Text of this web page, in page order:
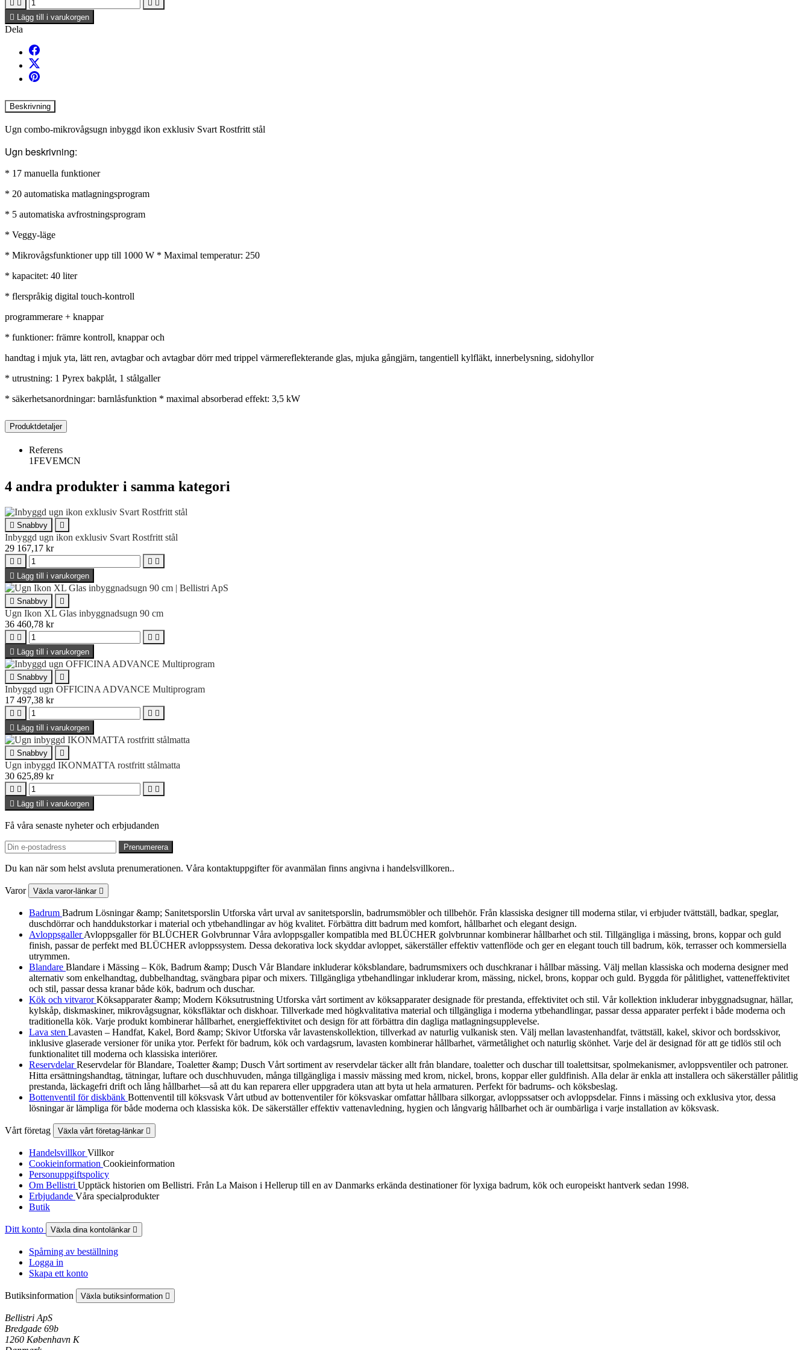
 Lägg till i varukorgen
Dela
Beskrivning
Ugn combo-mikrovågsugn inbyggd ikon exklusiv Svart Rostfritt stål
Ugn beskrivning:
* 17 manuella funktioner
* 20 automatiska matlagningsprogram
* 5 automatiska avfrostningsprogram
* Veggy-läge
* Mikrovågsfunktioner upp till 1000 W * Maximal temperatur: 250
* kapacitet: 40 liter
* flerspråkig digital touch-kontroll
programmerare + knappar
* funktioner: främre kontroll, knappar och
handtag i mjuk yta, lätt ren, avtagbar och avtagbar dörr med trippel värmereflekterande glas, mjuka gångjärn, tangentiell kylfläkt, innerbelysning, sidohyllor
* utrustning: 1 Pyrex bakplåt, 1 stålgaller
* säkerhetsanordningar: barnlåsfunktion * maximal absorberad effekt: 3,5 kW
Produktdetaljer
Referens
1FEVEMCN
4 andra produkter i samma kategori
 Snabbvy 
Inbyggd ugn ikon exklusiv Svart Rostfritt stål
29 167,17 kr
   
 Lägg till i varukorgen
 Snabbvy 
Ugn Ikon XL Glas inbyggnadsugn 90 cm
36 460,78 kr
   
 Lägg till i varukorgen
 Snabbvy 
Inbyggd ugn OFFICINA ADVANCE Multiprogram
17 497,38 kr
   
 Lägg till i varukorgen
 Snabbvy 
Ugn inbyggd IKONMATTA rostfritt stålmatta
30 625,89 kr
   
 Lägg till i varukorgen
Få våra senaste nyheter och erbjudanden
Du kan när som helst avsluta prenumerationen. Våra kontaktuppgifter för avanmälan finns angivna i handelsvillkoren..
Varor Växla varor-länkar 
Badrum Badrum Lösningar &amp; Sanitetsporslin Utforska vårt urval av sanitetsporslin, badrumsmöbler och tillbehör. Från klassiska designer till moderna stilar, vi erbjuder tvättställ, badkar, speglar,
duschdörrar och handdukstorkar i material och ytbehandlingar av hög kvalitet. Förbättra ditt badrum med komfort, hållbarhet och elegant design.
AvloppsgallerAvloppsgaller för BLÜCHER Golvbrunnar Våra avloppsgaller kompatibla med BLÜCHER golvbrunnar kombinerar hållbarhet och stil. Tillgängliga i mässing, brons, koppar och guld
finish, passar de perfekt med BLÜCHER avloppssystem. Dessa dekorativa lock skyddar avloppet, säkerställer effektiv vattenflöde och ger en elegant touch till badrum, kök, terrasser och kommersiella
utrymmen.
Blandare Blandare i Mässing – Kök, Badrum &amp; Dusch Vår Blandare inkluderar köksblandare, badrumsmixers och duschkranar i hållbar mässing. Välj mellan klassiska och moderna designer med
alternativ som enkelhandtag, dubbelhandtag, svängbara pipar och mixers. Tillgängliga ytbehandlingar inkluderar krom, mässing, nickel, brons, koppar och guld. Byggda för pålitlighet, vatteneffektivitet
och stil, passar dessa kranar både kök, badrum och duschar.
Kök och vitvarorKöksapparater &amp; Modern Köksutrustning Utforska vårt sortiment av köksapparater designade för prestanda, effektivitet och stil. Vår kollektion inkluderar inbyggnadsugnar, hällar,
kylskåp, diskmaskiner, mikrovågsugnar, köksfläktar och diskhoar. Tillverkade med högkvalitativa material och tillgängliga i moderna ytbehandlingar, passar dessa apparater perfekt i både moderna och
traditionella kök. Varje produkt kombinerar hållbarhet, energieffektivitet och design för att förbättra din dagliga matlagningsupplevelse.
Lava sten Lavasten – Handfat, Kakel, Bord &amp; Skivor Utforska vår lavastenskollektion, tillverkad av naturlig vulkanisk sten. Välj mellan lavastenhandfat, tvättställ, kakel, skivor och bordsskivor,
inklusive glaserade versioner för unika ytor. Perfekt för badrum, kök och vardagsrum, lavasten kombinerar hållbarhet, värmetålighet och naturlig skönhet. Varje del är designad för att ge tidlös stil och
funktionalitet till moderna och klassiska interiörer.
ReservdelarReservdelar för Blandare, Toaletter &amp; Dusch Vårt sortiment av reservdelar täcker allt från blandare, toaletter och duschar till toalettsitsar, spolmekanismer, avloppsventiler och patroner.
Hitta ersättningshandtag, tätningar, luftare och duschhuvuden, många tillgängliga i massiv mässing med krom, nickel, brons, koppar eller guldfinish. Alla delar är enkla att installera och säkerställer pålitlig
prestanda, läckagefri drift och lång hållbarhet—så att du kan reparera eller uppgradera utan att byta ut hela armaturen. Perfekt för badrums- och köksbeslag.
Bottenventil för diskbänk Bottenventil till köksvask Vårt utbud av bottenventiler för köksvaskar omfattar hållbara silkorgar, avloppssatser och avloppsdelar. Finns i mässing och exklusiva ytor, dessa
lösningar är lämpliga för både moderna och klassiska kök. De säkerställer effektiv vattenavledning, hygien och långvarig hållbarhet och är oumbärliga i varje installation av köksvask.
Vårt företag Växla vårt företag-länkar 
HandelsvillkorVillkor
Cookieinformation Cookieinformation
Personuppgiftspolicy
Om Bellistri Upptäck historien om Bellistri. Från La Maison i Hellerup till en av Danmarks erkända destinationer för lyxiga badrum, kök och europeiskt hantverk sedan 1998.
Erbjudande Våra specialprodukter
Butik
Ditt konto Växla dina kontolänkar 
Spårning av beställning
Logga in
Skapa ett konto
Butiksinformation Växla butiksinformation 
Bellistri ApS
Bredgade 69b
1260 København K